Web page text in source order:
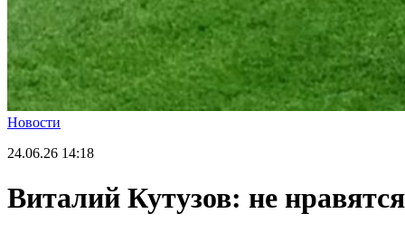
Новости
24.06.26 14:18
Виталий Кутузов: не